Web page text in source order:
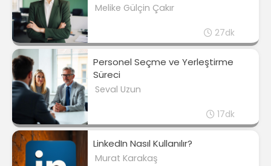
Melike Gülçin Çakır
27dk
Personel Seçme ve Yerleştirme
Süreci
Seval Uzun
17dk
LinkedIn Nasıl Kullanılır?
Murat Karakaş